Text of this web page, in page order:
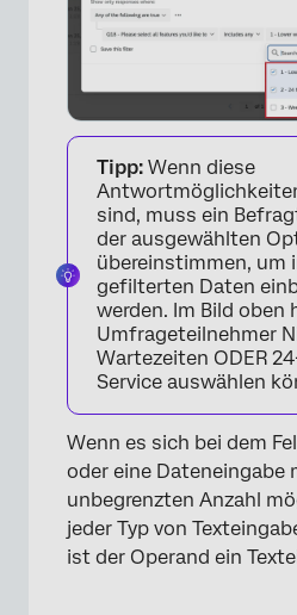
Tipp: Wenn diese
sind, muss ein
der ausgewählten
übereinstimmen, um
gefilterten Daten
werden. Im Bild oben
Umfrageteilnehmer
Wartezeiten ODER
Service auswählen
Wenn es sich bei dem
oder eine Dateneingabe
unbegrenzten Anzahl
jeder Typ von
ist der Operand ein